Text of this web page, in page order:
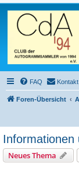
FAQ Kontakt
Foren-Übersicht
Informationen
Neues Thema